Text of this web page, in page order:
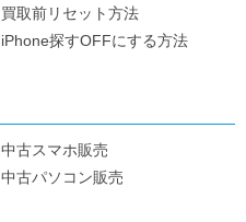
買取前リセット方法
iPhone探すOFFにする方法
中古スマホ販売
中古パソコン販売